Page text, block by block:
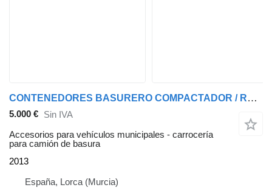
CONTENEDORES BASURERO COMPACTADOR / RECOLECTOR
5.000 € Sin IVA
Accesorios para vehículos municipales - carrocería
para camión de basura
2013
España, Lorca (Murcia)